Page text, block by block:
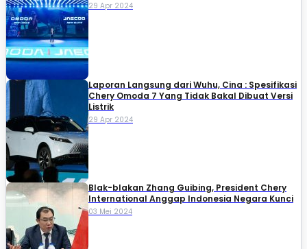
29 Apr 2024
Laporan Langsung dari Wuhu, Cina : Spesifikasi
Chery Omoda 7 Yang Tidak Bakal Dibuat Versi
Listrik
29 Apr 2024
Blak-blakan Zhang Guibing, President Chery
International Anggap Indonesia Negara Kunci
03 Mei 2024